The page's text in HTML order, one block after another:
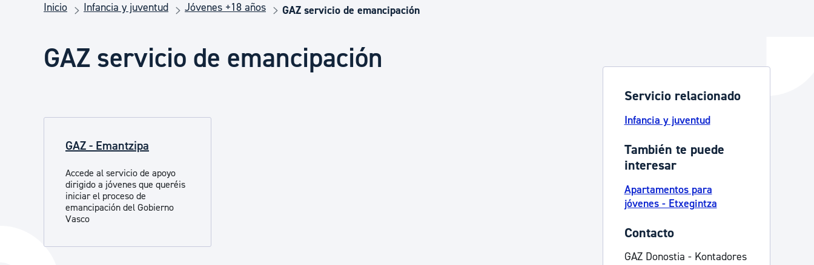
Seguridad ciudadana y emergencias
Salud Pública, animales y consumo
Participación ciudadana y asociacionismo
Deporte
Inicio Infancia y juventud Jóvenes +18 años GAZ servicio de emancipación
GAZ servicio de emancipación
GAZ - Emantzipa
Accede al servicio de apoyo
dirigido a jóvenes que queréis
iniciar el proceso de
emancipación del Gobierno
Vasco
Servicio relacionado
Infancia y juventud
También te puede
interesar
Apartamentos para
jóvenes - Etxegintza
Contacto
GAZ Donostia - Kontadores